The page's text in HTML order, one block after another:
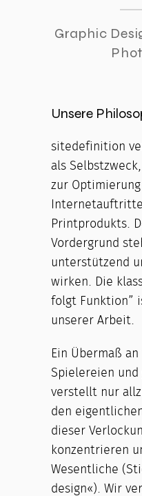
Graphic
Unsere
sitedefinition
als
zur
Printprodukts.
Vordergrund
unterstützend
wirken. Die
folgt Funktion”
unserer Arbeit.
Ein Übermaß
Spielereien und
verstellt nur
den
dieser
konzentrieren
Wesentliche
design«). Wir